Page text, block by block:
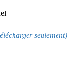
seulement)